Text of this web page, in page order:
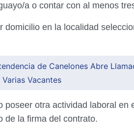
a o contar con al menos
domicilio en la localidad
de Canelones Abre
Vacantes
poseer otra actividad laboral en
de la firma del contrato.